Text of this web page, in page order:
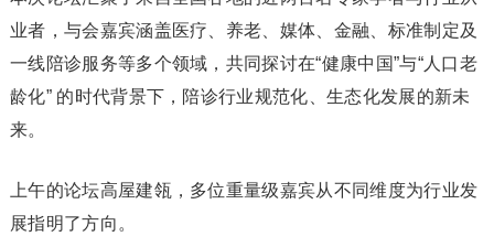
业者，与会嘉宾涵盖医疗、养老、媒体、金融、标准制定及
一线陪诊服务等多个领域，共同探讨在“健康中国”与“人口老
龄化” 的时代背景下，陪诊行业规范化、生态化发展的新未
来。
上午的论坛高屋建瓴，多位重量级嘉宾从不同维度为行业发
展指明了方向。